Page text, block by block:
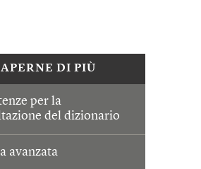
DI PIÙ
per la
del dizionario
avanzata